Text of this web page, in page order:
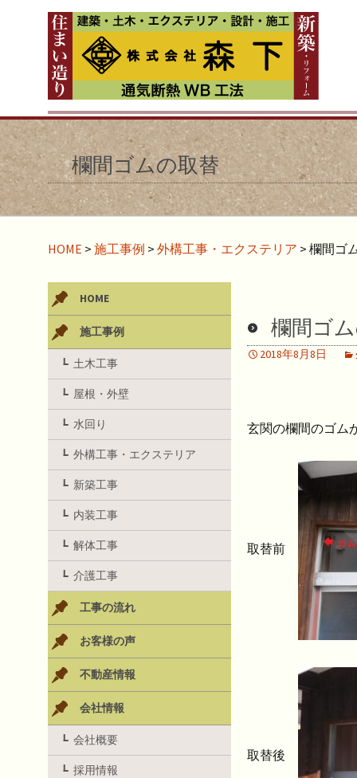
欄間ゴムの取替
HOME > 施工事例 > 外構工事・エクステリア > 欄間ゴ
欄間ゴ
2018年8月8日
玄関の欄間のゴム
取替前
取替後
HOME
施工事例
土木工事
屋根・外壁
水回り
外構工事・エクステリア
新築工事
内装工事
解体工事
介護工事
工事の流れ
お客様の声
不動産情報
会社情報
会社概要
採用情報